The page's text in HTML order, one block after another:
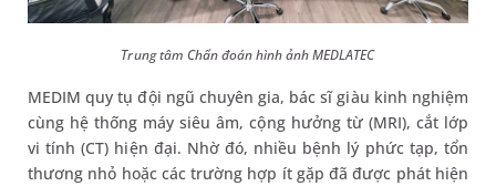
Trung tâm Chẩn đoán hình ảnh MEDLATEC
MEDIM quy tụ đội ngũ chuyên gia, bác sĩ giàu kinh nghiệm
cùng hệ thống máy siêu âm, cộng hưởng từ (MRI), cắt lớp
vi tính (CT) hiện đại. Nhờ đó, nhiều bệnh lý phức tạp, tổn
thương nhỏ hoặc các trường hợp ít gặp đã được phát hiện